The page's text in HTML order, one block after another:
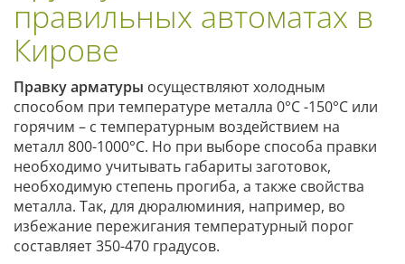
правильных автоматах в
Кирове
Правку арматуры осуществляют холодным
способом при температуре металла 0°С -150°С или
горячим – с температурным воздействием на
металл 800-1000°С. Но при выборе способа правки
необходимо учитывать габариты заготовок,
необходимую степень прогиба, а также свойства
металла. Так, для дюралюминия, например, во
избежание пережигания температурный порог
составляет 350-470 градусов.